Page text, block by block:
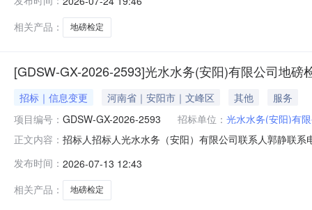
相关产品：
地磅检定
[GDSW-GX-2026-2593]光水水务(安阳)有限公司地磅
招标｜信息变更 河南省｜安阳市｜文峰区 其他
服务
项目编号： GDSW-GX-2026-2593 招标单位： 光水水务(安阳)有
正文内容： 招标人招标人光水水务（安阳）有限公司联系人郭静联
发布时间： 2026-07-13 12:43
相关产品：
地磅检定